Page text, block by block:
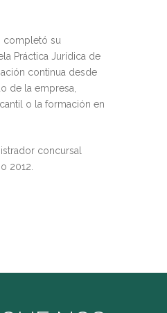
completó su
Práctica Jurídica de
continua desde
de la empresa,
o la formación en
concursal
2012.